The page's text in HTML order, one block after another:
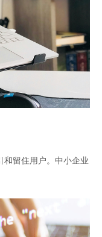
和留住用户。中小企业